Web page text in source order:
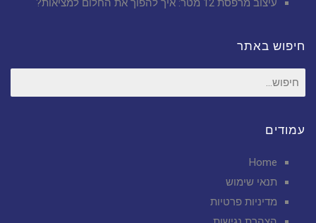
עיצוב מרפסת 12 מטר: איך להפוך את החלום למציאות?
חיפוש באתר
חיפוש
עבור:
עמודים
Home
תנאי שימוש
מדיניות פרטיות